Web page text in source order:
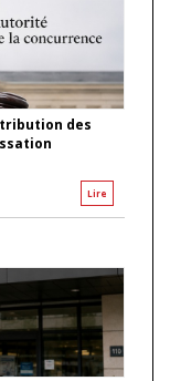
des
Lire